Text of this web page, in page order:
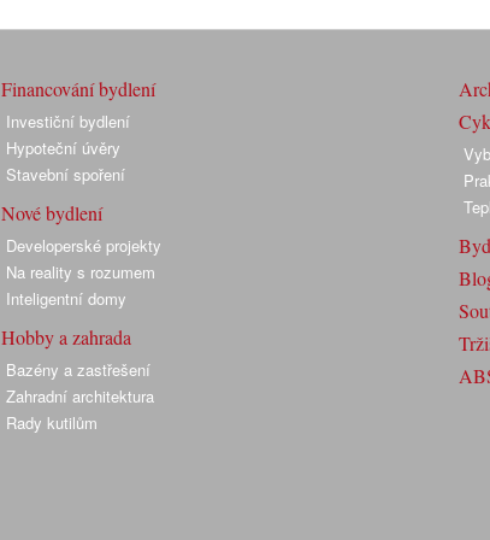
Financování bydlení
Investiční bydlení
Hypoteční úvěry
Stavební spoření
Nové bydlení
Developerské projekty
Na reality s rozumem
Inteligentní domy
Hobby a zahrada
Bazény a zastřešení
Zahradní architektura
Rady kutilům